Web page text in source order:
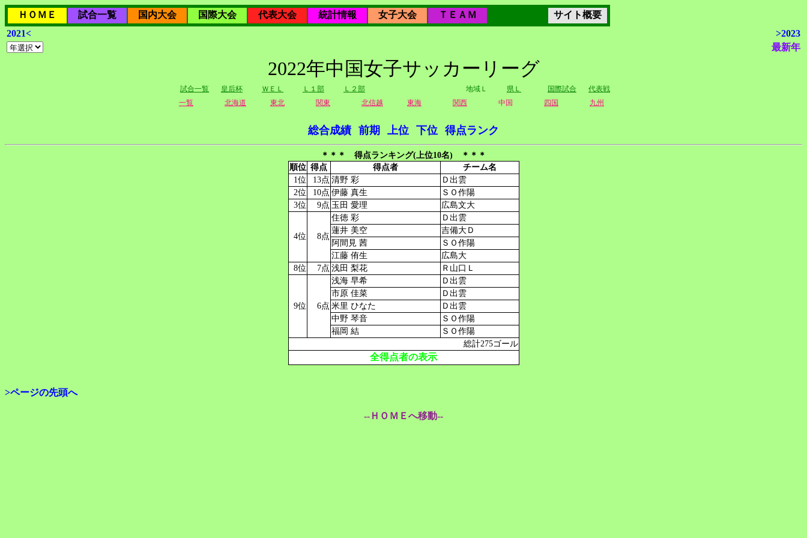
ＨＯＭＥ 試合一覧 国内大会 国際大会 代表大会 統計情報 女子大会 ＴＥＡＭ
サイト概要
2021<
>2023
最新年
2022年中国女子サッカーリーグ
試合一覧 皇后杯 ＷＥＬ Ｌ１部 Ｌ２部 地域Ｌ 県Ｌ 国際試合
代表戦
一覧
北海道 東北 関東 北信越 東海 関西 中国 四国 九州
総合成績 前期 上位 下位 得点ランク
＊＊＊ 得点ランキング(上位10名) ＊＊＊
順位 得点 得点者
チーム名
1位
13点 清野 彩
Ｄ出雲
2位
10点 伊藤 真生
ＳＯ作陽
3位
9点 玉田 愛理 広島文大
4位 8点
住徳 彩
Ｄ出雲
蓮井 美空
吉備大Ｄ
阿間見 茜
ＳＯ作陽
江藤 侑生
広島大
8位
7点 浅田 梨花 Ｒ山口Ｌ
9位 6点
浅海 早希
Ｄ出雲
市原 佳菜
Ｄ出雲
米里 ひなた
Ｄ出雲
中野 琴音
ＳＯ作陽
福岡 結
ＳＯ作陽
総計275ゴール
全得点者の表示
>ページの先頭へ
--ＨＯＭＥへ移動--